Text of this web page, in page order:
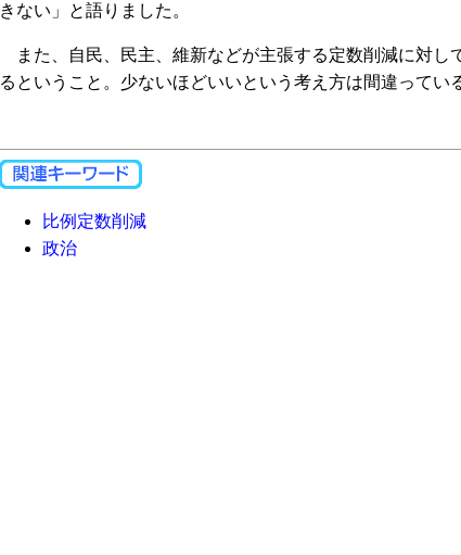
きない」と語りました。
また、自民、民主、維新などが主張する定数削減に対し
るということ。少ないほどいいという考え方は間違ってい
比例定数削減
政治